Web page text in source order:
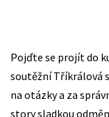
Pojďte se projít do
soutěžní Tříkrálová
na otázky a za
story sladkou